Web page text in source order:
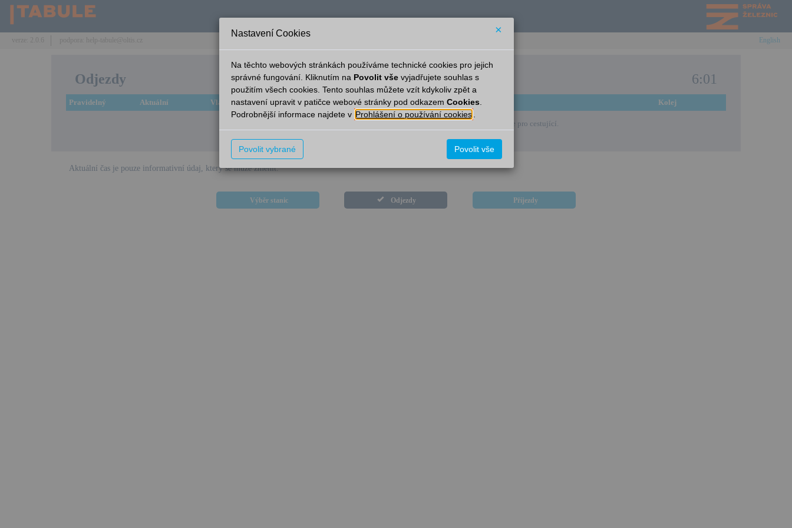
English
Odjezdy Sudoměř u Mladé Boleslavi 6:01
Pravidelný Aktuální Vlak Linka Cíl Kolej
Omlouváme se, v současné době nejsou v této stanici k dispozici elektronické informace pro cestující.
Aktuální čas je pouze informativní údaj, který se může změnit.
Výběr stanic Odjezdy Příjezdy
Nastavení Cookies ×
Na těchto webových stránkách používáme technické cookies pro jejich
správné fungování. Kliknutím na Povolit vše vyjadřujete souhlas s
použitím všech cookies. Tento souhlas můžete vzít kdykoliv zpět a
nastavení upravit v patičce webové stránky pod odkazem Cookies
Podrobnější informace najdete v Prohlášení o používání cookies
Povolit vybrané Povolit vše